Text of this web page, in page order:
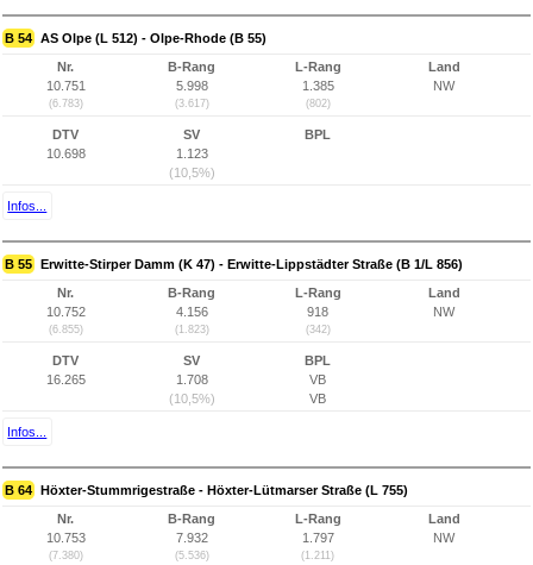
B 54 AS Olpe (L 512) - Olpe-Rhode (B 55)
Nr.
10.751
(6.783)
B-Rang
5.998
(3.617)
L-Rang
1.385
(802)
Land
NW
DTV
10.698
SV
1.123
(10,5%)
BPL
Infos...
B 55 Erwitte-Stirper Damm (K 47) - Erwitte-Lippstädter Straße (B 1/L 856)
Nr.
10.752
(6.855)
B-Rang
4.156
(1.823)
L-Rang
918
(342)
Land
NW
DTV
16.265
SV
1.708
(10,5%)
BPL
VB
VB
Infos...
B 64 Höxter-Stummrigestraße - Höxter-Lütmarser Straße (L 755)
Nr.
10.753
(7.380)
B-Rang
7.932
(5.536)
L-Rang
1.797
(1.211)
Land
NW